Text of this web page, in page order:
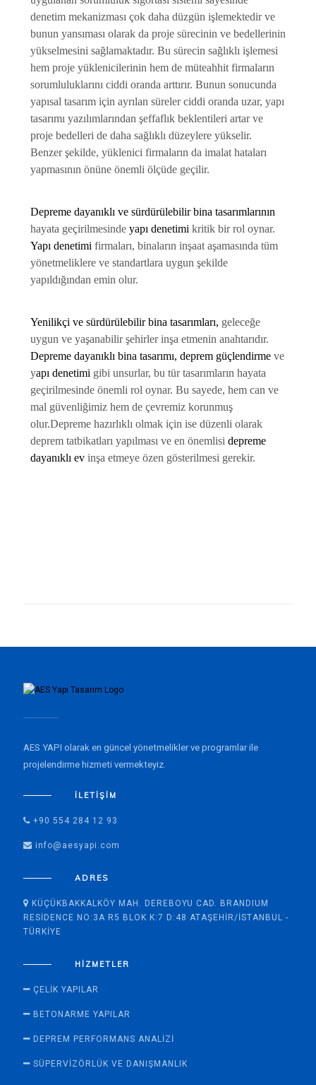
denetim mekanizması çok daha düzgün işlemektedir ve
bunun yansıması olarak da proje sürecinin ve bedellerinin
yükselmesini sağlamaktadır. Bu sürecin sağlıklı işlemesi
hem proje yüklenicilerinin hem de müteahhit firmaların
sorumluluklarını ciddi oranda arttırır. Bunun sonucunda
yapısal tasarım için ayrılan süreler ciddi oranda uzar, yapı
tasarımı yazılımlarından şeffaflık beklentileri artar ve
proje bedelleri de daha sağlıklı düzeylere yükselir.
Benzer şekilde, yüklenici firmaların da imalat hataları
yapmasının önüne önemli ölçüde geçilir.
Depreme dayanıklı ve sürdürülebilir bina tasarımlarının
hayata geçirilmesinde yapı denetimi kritik bir rol oynar.
Yapı denetimi firmaları, binaların inşaat aşamasında tüm
yönetmeliklere ve standartlara uygun şekilde
yapıldığından emin olur.
Yenilikçi ve sürdürülebilir bina tasarımları, geleceğe
uygun ve yaşanabilir şehirler inşa etmenin anahtarıdır.
Depreme dayanıklı bina tasarımı, deprem güçlendirmeve
yapı denetimi gibi unsurlar, bu tür tasarımların hayata
geçirilmesinde önemli rol oynar. Bu sayede, hem can ve
mal güvenliğimiz hem de çevremiz korunmuş
olur.Depreme hazırlıklı olmak için ise düzenli olarak
deprem tatbikatları yapılması ve en önemlisi depreme
dayanıklı ev inşa etmeye özen gösterilmesi gerekir.
AES YAPI olarak en güncel yönetmelikler ve programlar ile
projelendirme hizmeti vermekteyiz.
İLETIŞIM
+90 554 284 12 93
info@aesyapi.com
ADRES
KÜÇÜKBAKKALKÖY MAH. DEREBOYU CAD. BRANDIUM
RESIDENCE NO:3A R5 BLOK K:7 D:48 ATAŞEHIR/İSTANBUL -
TÜRKIYE
HIZMETLER
ÇELIK YAPILAR
BETONARME YAPILAR
DEPREM PERFORMANS ANALIZI
SÜPERVİZÖRLÜK VE DANIŞMANLIK